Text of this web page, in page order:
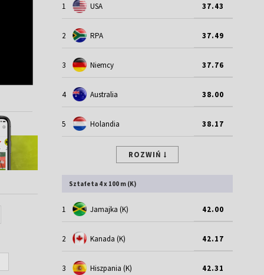
1 USA 37.43
2 RPA 37.49
3 Niemcy 37.76
4 Australia 38.00
5 Holandia 38.17
ROZWIŃ
Sztafeta 4 x 100 m (K)
1 Jamajka (K) 42.00
2 Kanada (K) 42.17
3 Hiszpania (K) 42.31